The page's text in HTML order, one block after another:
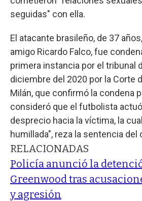
seguidas" con ella.
El atacante brasileño, de 37
amigo Ricardo Falco, fue
primera instancia por el tribunal
diciembre del 2020 por la Corte
Milán, que confirmó la condena
consideró que el futbolista
desprecio hacia la víctima, la
humillada", reza la sentencia del
RELACIONADAS
Policía anunció la
Greenwood tras
y agresión